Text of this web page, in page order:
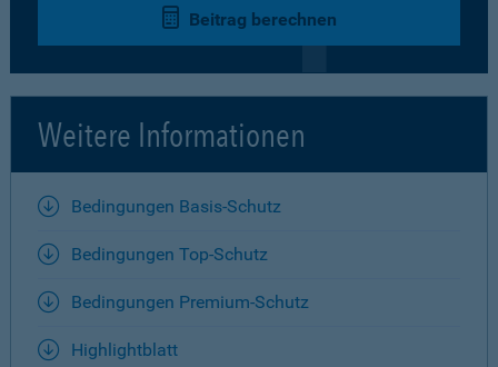
Beitrag berechnen
Weitere Informationen
Bedingungen Basis-Schutz
Bedingungen Top-Schutz
Bedingungen Premium-Schutz
Highlightblatt